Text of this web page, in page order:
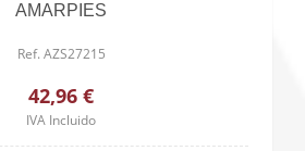
AMARPIES
Ref. AZS27215
42,96 €
IVA Incluido